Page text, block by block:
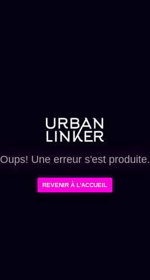
Oups! Une erreur s'est produite.
REVENIR À L'ACCUEIL